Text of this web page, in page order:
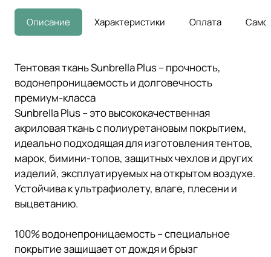
Описание Характеристики Оплата
Тентовая ткань Sunbrella Plus – прочность,
водонепроницаемость и долговечность
премиум-класса
Sunbrella Plus – это высококачественная
акриловая ткань с полиуретановым покрытием,
идеально подходящая для изготовления тентов,
марок, бимини-топов, защитных чехлов и других
изделий, эксплуатируемых на открытом воздухе.
Устойчива к ультрафиолету, влаге, плесени и
выцветанию.
100% водонепроницаемость – специальное
покрытие защищает от дождя и брызг